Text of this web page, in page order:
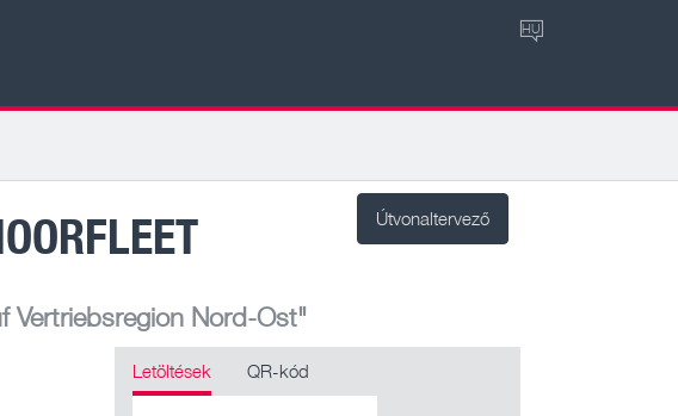
HU
Útvonaltervező
Vertriebsregion Nord-Ost"
Letöltések QR-kód